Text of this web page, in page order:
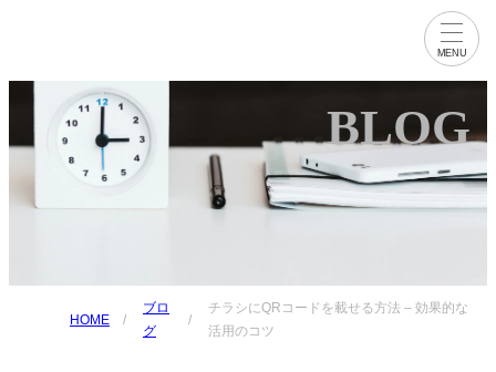
トップページ
ご利用の流れ
ご用意いただきたい内容
納期の目安
BLOG
HOME
ブロ
グ
チラシにQRコードを載せる方法 – 効果的な
活用のコツ